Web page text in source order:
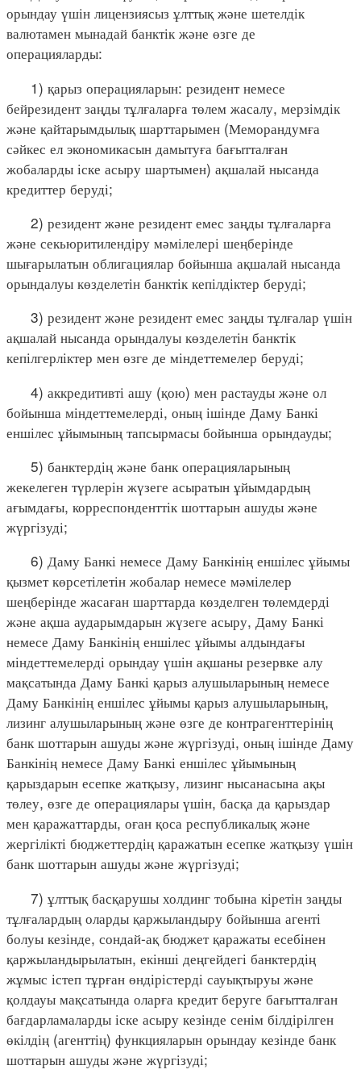
орындау үшін лицензиясыз ұлттық және шетелдік
валютамен мынадай банктік және өзге де
операцияларды:
1) қарыз операцияларын: резидент немесе
бейрезидент заңды тұлғаларға төлем жасалу, мерзімдік
және қайтарымдылық шарттарымен (Меморандумға
сәйкес ел экономикасын дамытуға бағытталған
жобаларды іске асыру шартымен) ақшалай нысанда
кредиттер беруді;
2) резидент және резидент емес заңды тұлғаларға
және секьюритилендіру мәмілелері шеңберінде
шығарылатын облигациялар бойынша ақшалай нысанда
орындалуы көзделетін банктік кепілдіктер беруді;
3) резидент және резидент емес заңды тұлғалар үшін
ақшалай нысанда орындалуы көзделетін банктік
кепілгерліктер мен өзге де міндеттемелер беруді;
4) аккредитивті ашу (қою) мен растауды және ол
бойынша міндеттемелерді, оның ішінде Даму Банкі
еншілес ұйымының тапсырмасы бойынша орындауды;
5) банктердің және банк операцияларының
жекелеген түрлерін жүзеге асыратын ұйымдардың
ағымдағы, корреспонденттік шоттарын ашуды және
жүргізуді;
6) Даму Банкі немесе Даму Банкінің еншілес ұйымы
қызмет көрсетілетін жобалар немесе мәмілелер
шеңберінде жасаған шарттарда көзделген төлемдерді
және ақша аударымдарын жүзеге асыру, Даму Банкі
немесе Даму Банкінің еншілес ұйымы алдындағы
міндеттемелерді орындау үшін ақшаны резервке алу
мақсатында Даму Банкі қарыз алушыларының немесе
Даму Банкінің еншілес ұйымы қарыз алушыларының,
лизинг алушыларының және өзге де контрагенттерінің
банк шоттарын ашуды және жүргізуді, оның ішінде Даму
Банкінің немесе Даму Банкі еншілес ұйымының
қарыздарын есепке жатқызу, лизинг нысанасына ақы
төлеу, өзге де операциялары үшін, басқа да қарыздар
мен қаражаттарды, оған қоса республикалық және
жергілікті бюджеттердің қаражатын есепке жатқызу үшін
банк шоттарын ашуды және жүргізуді;
7) ұлттық басқарушы холдинг тобына кіретін заңды
тұлғалардың оларды қаржыландыру бойынша агенті
болуы кезінде, сондай-ақ бюджет қаражаты есебінен
қаржыландырылатын, екінші деңгейдегі банктердің
жұмыс істеп тұрған өндірістерді сауықтыруы және
қолдауы мақсатында оларға кредит беруге бағытталған
бағдарламаларды іске асыру кезінде сенім білдірілген
өкілдің (агенттің) функцияларын орындау кезінде банк
шоттарын ашуды және жүргізуді;